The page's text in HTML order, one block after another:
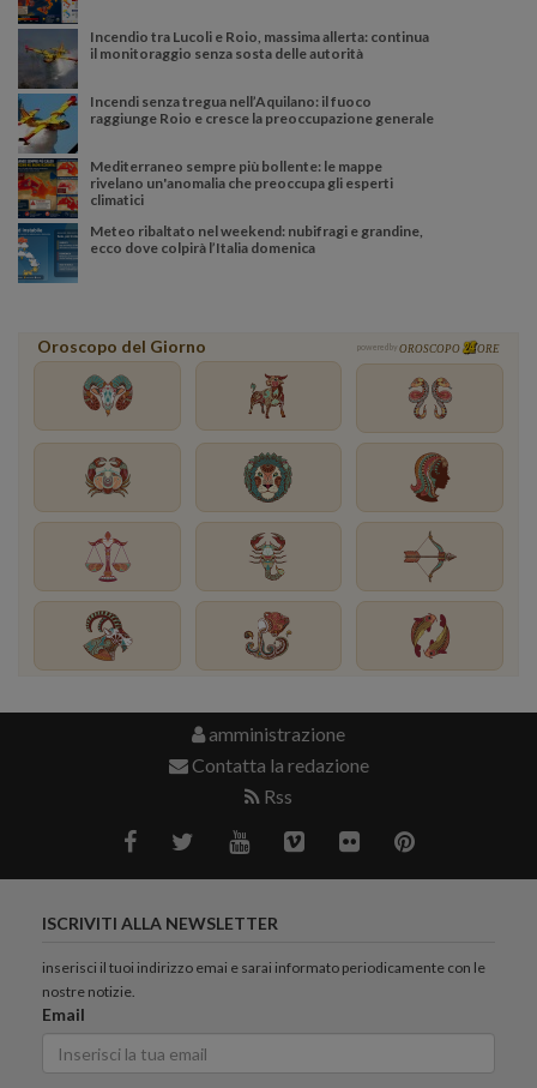
Incendio tra Lucoli e Roio, massima allerta: continua
il monitoraggio senza sosta delle autorità
Incendi senza tregua nell’Aquilano: il fuoco
raggiunge Roio e cresce la preoccupazione generale
Mediterraneo sempre più bollente: le mappe
rivelano un'anomalia che preoccupa gli esperti
climatici
Meteo ribaltato nel weekend: nubifragi e grandine,
ecco dove colpirà l’Italia domenica
Oroscopo del Giorno powered by OROSCOPO ORE
amministrazione
Contatta la redazione
Rss
ISCRIVITI ALLA NEWSLETTER
inserisci il tuoi indirizzo emai e sarai informato periodicamente con le
nostre notizie.
Email